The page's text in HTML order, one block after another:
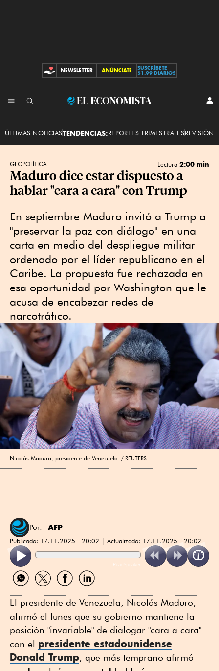
CONTRIBUCIONES
NEWSLETTER ANÚNCIATE
SUSCRÍBETE
$1.99 DIARIOS
El
ÚLTIMAS NOTICIASTENDENCIAS:REPORTES TRIMESTRALESREVISIÓN
GEOPOLÍTICA Lectura 2:00 min
Maduro dice estar dispuesto a
hablar "cara a cara" con Trump
En septiembre Maduro invitó a Trump a
"preservar la paz con diálogo" en una
carta en medio del despliegue militar
ordenado por el líder republicano en el
Caribe. La propuesta fue rechazada en
esa oportunidad por Washington que le
acusa de encabezar redes de
narcotráfico.
Nicolás Maduro, presidente de Venezuela. REUTERS
Por: AFP
Publicado: 17.11.2025 - 20:02 Actualizado: 17.11.2025 - 20:02
ReadSpeaker
Compartir
por
Compartir
por
Compartir
por
Compartir
por
El presidente de Venezuela, Nicolás Maduro,
afirmó el lunes que su gobierno mantiene la
posición "invariable" de dialogar "cara a cara"
con el presidente estadounidense
Donald Trump, que más temprano afirmó